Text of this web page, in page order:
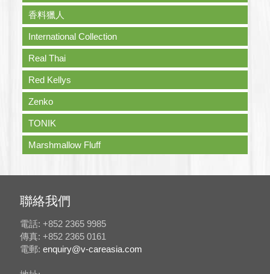
香料獵人
International Collection
Real Thai
Red Kellys
Zenko
TONIK
Marshmallow Fluff
聯絡我們
電話: +852 2365 9985
傳真: +852 2365 0161
電郵: enquiry@v-careasia.com